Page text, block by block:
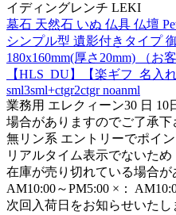
イディングレンチ LEKI
墓石 天然石 いぬ 仏具 仏壇
シンプル型 遺影付きタイプ
180x160mm(厚さ20mm) （お
【HLS_DU】【楽ギフ_名入
sml3sml+ctgr2ctgr noanml
業務用 エレクィーン30 日 10
場合がありますのでご了承
無リン系 エントリーでポイ
リアルタイム表示でないた
在庫が売り切れている場合
AM10:00～PM5:00 ×：
次回入荷日をお知らせいた